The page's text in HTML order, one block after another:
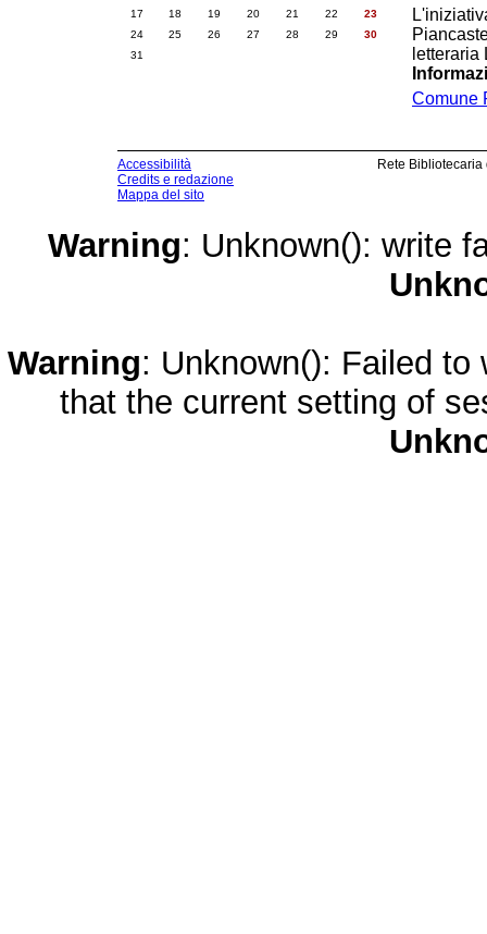
letteraria
Comune
17
18 19 20 21 22
23
24
25 26 27 28 29
30
31
Accessibilità
Credits e redazione
Mappa del sito
Rete
Warning: Unknown(): write
Warning: Unknown(): Failed
that the current setting of